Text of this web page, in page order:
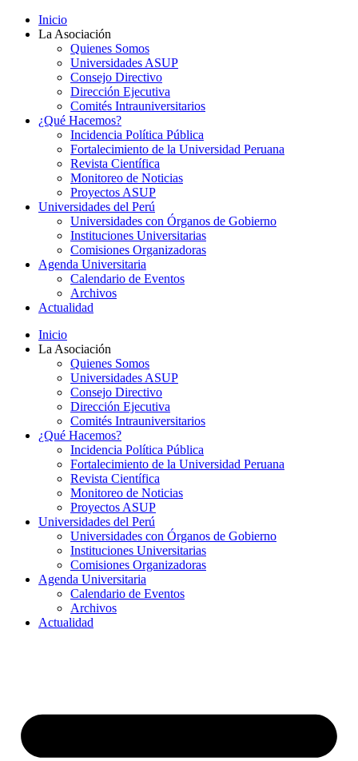
Inicio
La Asociación
Quienes Somos
Universidades ASUP
Consejo Directivo
Dirección Ejecutiva
Comités Intrauniversitarios
¿Qué Hacemos?
Incidencia Política Pública
Fortalecimiento de la Universidad Peruana
Revista Científica
Monitoreo de Noticias
Proyectos ASUP
Universidades del Perú
Universidades con Órganos de Gobierno
Instituciones Universitarias
Comisiones Organizadoras
Agenda Universitaria
Calendario de Eventos
Archivos
Actualidad
Inicio
La Asociación
Quienes Somos
Universidades ASUP
Consejo Directivo
Dirección Ejecutiva
Comités Intrauniversitarios
¿Qué Hacemos?
Incidencia Política Pública
Fortalecimiento de la Universidad Peruana
Revista Científica
Monitoreo de Noticias
Proyectos ASUP
Universidades del Perú
Universidades con Órganos de Gobierno
Instituciones Universitarias
Comisiones Organizadoras
Agenda Universitaria
Calendario de Eventos
Archivos
Actualidad